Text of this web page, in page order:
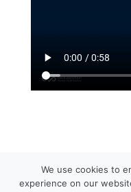
Copyright © 2026 Matican
Terms and Conditions
We use cookies to
experience on our